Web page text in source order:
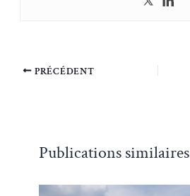
PRÉCÉDENT
Publications similaires